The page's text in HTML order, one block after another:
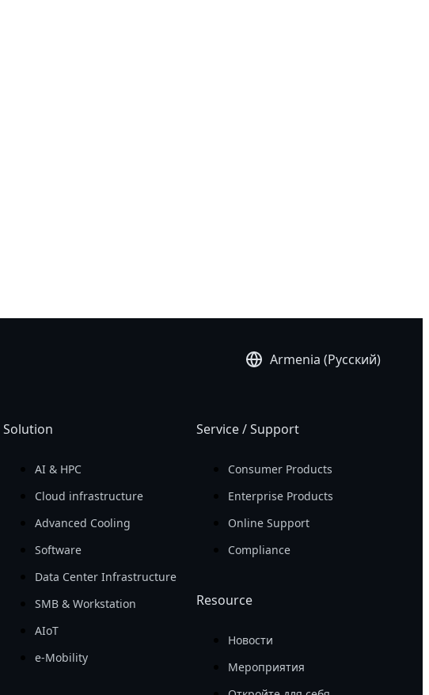
Armenia (Русский)
Solution
AI & HPC
Cloud infrastructure
Advanced Cooling
Software
Data Center Infrastructure
SMB & Workstation
AIoT
e-Mobility
Service / Support
Consumer Products
Enterprise Products
Online Support
Compliance
Resource
Новости
Мероприятия